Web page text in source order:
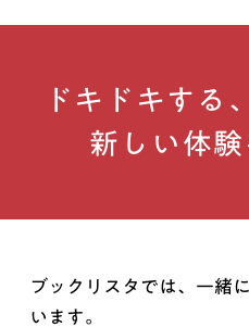
ドキドキする
新しい体験
ブックリスタでは、一緒
います。